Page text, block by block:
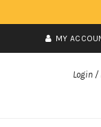
MY
Login /